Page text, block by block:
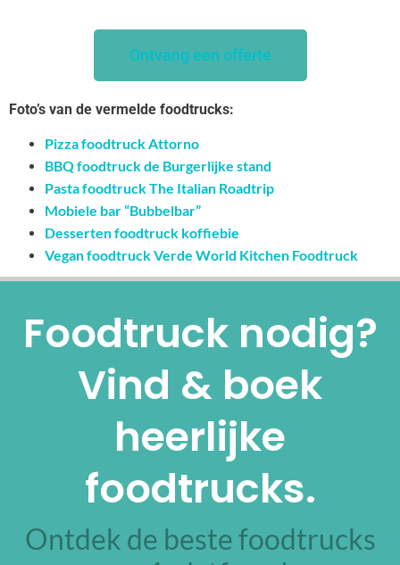
Ontvang een offerte
Foto’s van de vermelde foodtrucks:
Pizza foodtruck Attorno
BBQ foodtruck de Burgerlijke stand
Pasta foodtruck The Italian Roadtrip
Mobiele bar “Bubbelbar”
Desserten foodtruck koffiebie
Vegan foodtruck Verde World Kitchen Foodtruck
Foodtruck nodig?
Vind & boek
heerlijke
foodtrucks.
Ontdek de beste foodtrucks